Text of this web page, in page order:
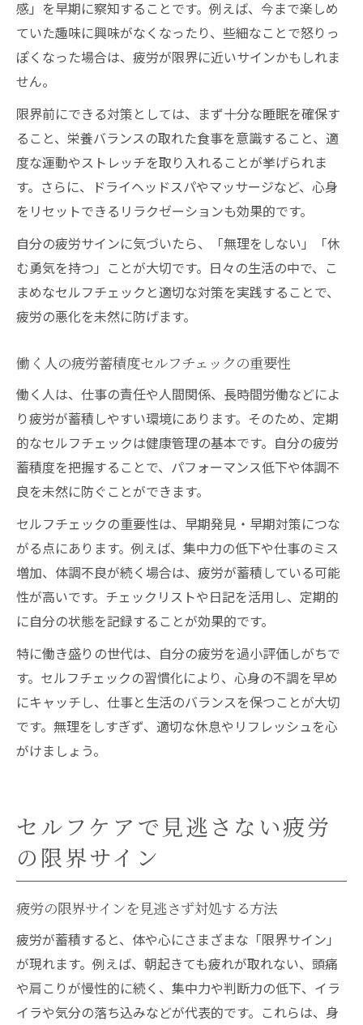
感」を早期に察知することです。例えば、今まで楽しめ
ていた趣味に興味がなくなったり、些細なことで怒りっ
ぽくなった場合は、疲労が限界に近いサインかもしれま
せん。
限界前にできる対策としては、まず十分な睡眠を確保す
ること、栄養バランスの取れた食事を意識すること、適
度な運動やストレッチを取り入れることが挙げられま
す。さらに、ドライヘッドスパやマッサージなど、心身
をリセットできるリラクゼーションも効果的です。
自分の疲労サインに気づいたら、「無理をしない」「休
む勇気を持つ」ことが大切です。日々の生活の中で、こ
まめなセルフチェックと適切な対策を実践することで、
疲労の悪化を未然に防げます。
働く人の疲労蓄積度セルフチェックの重要性
働く人は、仕事の責任や人間関係、長時間労働などによ
り疲労が蓄積しやすい環境にあります。そのため、定期
的なセルフチェックは健康管理の基本です。自分の疲労
蓄積度を把握することで、パフォーマンス低下や体調不
良を未然に防ぐことができます。
セルフチェックの重要性は、早期発見・早期対策につな
がる点にあります。例えば、集中力の低下や仕事のミス
増加、体調不良が続く場合は、疲労が蓄積している可能
性が高いです。チェックリストや日記を活用し、定期的
に自分の状態を記録することが効果的です。
特に働き盛りの世代は、自分の疲労を過小評価しがちで
す。セルフチェックの習慣化により、心身の不調を早め
にキャッチし、仕事と生活のバランスを保つことが大切
です。無理をしすぎず、適切な休息やリフレッシュを心
がけましょう。
セルフケアで見逃さない疲労
の限界サイン
疲労の限界サインを見逃さず対処する方法
疲労が蓄積すると、体や心にさまざまな「限界サイン」
が現れます。例えば、朝起きても疲れが取れない、頭痛
や肩こりが慢性的に続く、集中力や判断力の低下、イラ
イラや気分の落ち込みなどが代表的です。これらは、身